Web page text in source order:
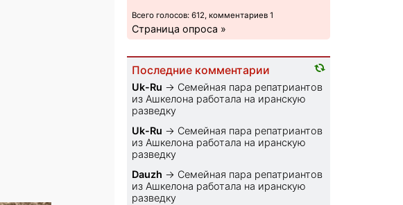
Всего голосов: 612, комментариев 1
Страница опроса »
Последние комментарии
Uk-Ru → Семейная пара репатриантов
из Ашкелона работала на иранскую
разведку
Uk-Ru → Семейная пара репатриантов
из Ашкелона работала на иранскую
разведку
Dauzh → Семейная пара репатриантов
из Ашкелона работала на иранскую
разведку